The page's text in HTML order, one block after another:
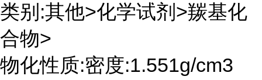
类别:其他>化学试剂>羰基化
合物>
物化性质:密度:1.551g/cm3